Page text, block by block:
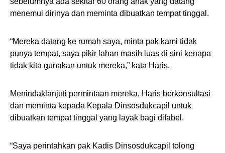
menemui dirinya dan meminta dibuatkan tempat tinggal.
“Mereka datang ke rumah saya, minta pak kami tidak
punya tempat, saya pikir lahan masih luas di sini kenapa
tidak kita gunakan untuk mereka,” kata Haris.
Menindaklanjuti permintaan mereka, Haris berkonsultasi
dan meminta kepada Kepala Dinsosdukcapil untuk
dibuatkan tempat tinggal yang layak bagi difabel.
“Saya perintahkan pak Kadis Dinsosdukcapil tolong